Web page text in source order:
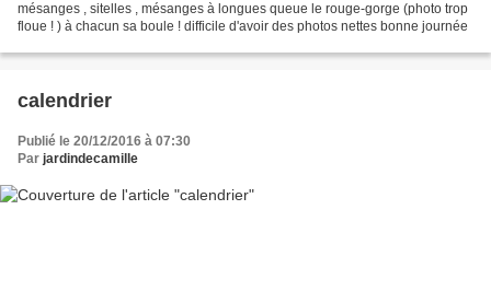
mésanges , sitelles , mésanges à longues queue le rouge-gorge (photo trop
floue ! ) à chacun sa boule ! difficile d'avoir des photos nettes bonne journée
calendrier
Publié le 20/12/2016 à 07:30
Par jardindecamille